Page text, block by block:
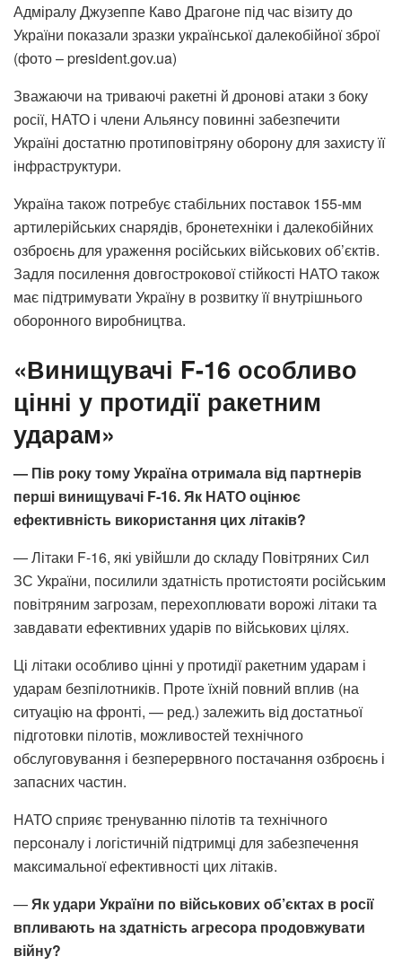
Адміралу Джузеппе Каво Драгоне під час візиту до
України показали зразки української далекобійної зброї
(фото – president.gov.ua)
Зважаючи на триваючі ракетні й дронові атаки з боку
росії, НАТО і члени Альянсу повинні забезпечити
Україні достатню протиповітряну оборону для захисту її
інфраструктури.
Україна також потребує стабільних поставок 155-мм
артилерійських снарядів, бронетехніки і далекобійних
озброєнь для ураження російських військових об’єктів.
Задля посилення довгострокової стійкості НАТО також
має підтримувати Україну в розвитку її внутрішнього
оборонного виробництва.
«Винищувачі F-16 особливо
цінні у протидії ракетним
ударам»
— Пів року тому Україна отримала від партнерів
перші винищувачі F-16. Як НАТО оцінює
ефективність використання цих літаків?
— Літаки F-16, які увійшли до складу Повітряних Сил
ЗС України, посилили здатність протистояти російським
повітряним загрозам, перехоплювати ворожі літаки та
завдавати ефективних ударів по військових цілях.
Ці літаки особливо цінні у протидії ракетним ударам і
ударам безпілотників. Проте їхній повний вплив (на
ситуацію на фронті, — ред.) залежить від достатньої
підготовки пілотів, можливостей технічного
обслуговування і безперервного постачання озброєнь і
запасних частин.
НАТО сприяє тренуванню пілотів та технічного
персоналу і логістичній підтримці для забезпечення
максимальної ефективності цих літаків.
—Як удари України по військових об’єктах в росії
впливають на здатність агресора продовжувати
війну?